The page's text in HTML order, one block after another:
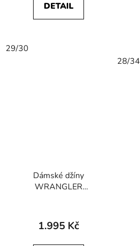
DETAIL
29/30
28/34
Dámské džíny
WRANGLER
1.995 Kč